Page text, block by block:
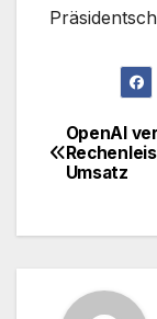
OpenAI
Umsatz